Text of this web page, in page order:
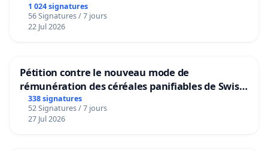
1 024 signatures
56 Signatures / 7 jours
22 Jul 2026
Pétition contre le nouveau mode de
rémunération des céréales panifiables de Swiss
granum basé sur la teneur en protéines
338 signatures
52 Signatures / 7 jours
27 Jul 2026